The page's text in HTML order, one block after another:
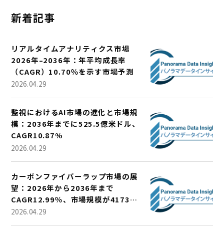
新着記事
リアルタイムアナリティクス市場
2026年–2036年：年平均成長率
（CAGR）10.70％を示す市場予測
2026.04.29
監視におけるAI市場の進化と市場規
模：2036年までに525.5億米ドル、
CAGR10.87%
2026.04.29
カーボンファイバーラップ市場の展
望：2026年から2036年まで
CAGR12.99％、市場規模が4173万
米ドルに成長
2026.04.29